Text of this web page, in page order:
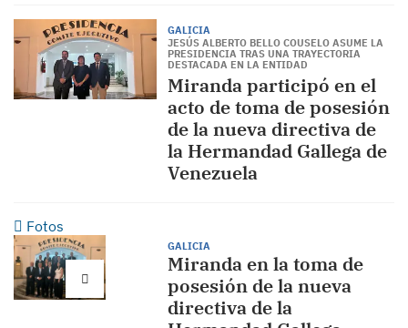
GALICIA
JESÚS ALBERTO BELLO COUSELO ASUME LA
PRESIDENCIA TRAS UNA TRAYECTORIA
DESTACADA EN LA ENTIDAD
Miranda participó en el
acto de toma de posesión
de la nueva directiva de
la Hermandad Gallega de
Venezuela
Fotos
GALICIA
Miranda en la toma de
posesión de la nueva
directiva de la